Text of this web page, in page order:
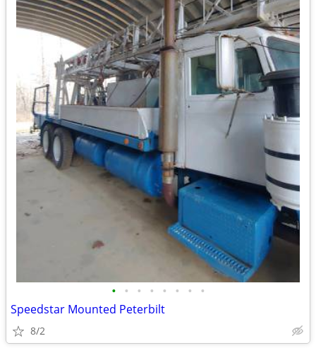
• • • • • • • •
Speedstar Mounted Peterbilt
8/2